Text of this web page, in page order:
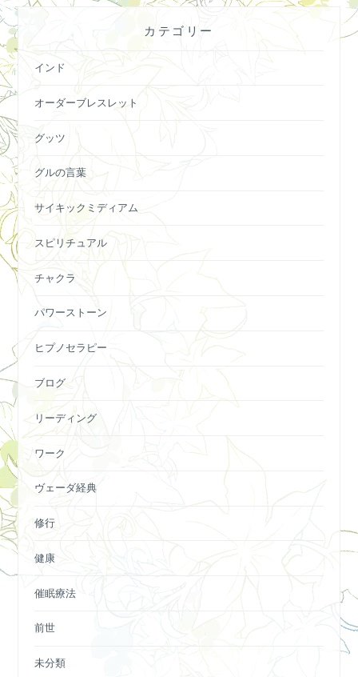
カテゴリー
インド
オーダーブレスレット
グッツ
グルの言葉
サイキックミディアム
スピリチュアル
チャクラ
パワーストーン
ヒプノセラピー
ブログ
リーディング
ワーク
ヴェーダ経典
修行
健康
催眠療法
前世
未分類